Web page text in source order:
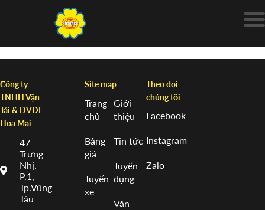
Công ty
TNHH Vận
Tải & DVDL
Hoa Mai
47
Trưng
Nhị,
P.1,
Tp.Vũng
Tàu
Site map
Trang
chủ
Bảng
giá
Tuyến
xe
Giới
thiệu
Tin tức
Tuyển
dụng
Văn
Theo dõi
chúng tôi
Facebook
Instagram
Zalo